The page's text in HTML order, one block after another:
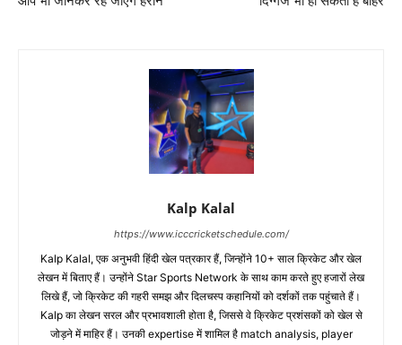
Kalp Kalal
https://www.icccricketschedule.com/
Kalp Kalal, एक अनुभवी हिंदी खेल पत्रकार हैं, जिन्होंने 10+ साल क्रिकेट और खेल
लेखन में बिताए हैं। उन्होंने Star Sports Network के साथ काम करते हुए हजारों लेख
लिखे हैं, जो क्रिकेट की गहरी समझ और दिलचस्प कहानियों को दर्शकों तक पहुंचाते हैं।
Kalp का लेखन सरल और प्रभावशाली होता है, जिससे वे क्रिकेट प्रशंसकों को खेल से
जोड़ने में माहिर हैं। उनकी expertise में शामिल है match analysis, player